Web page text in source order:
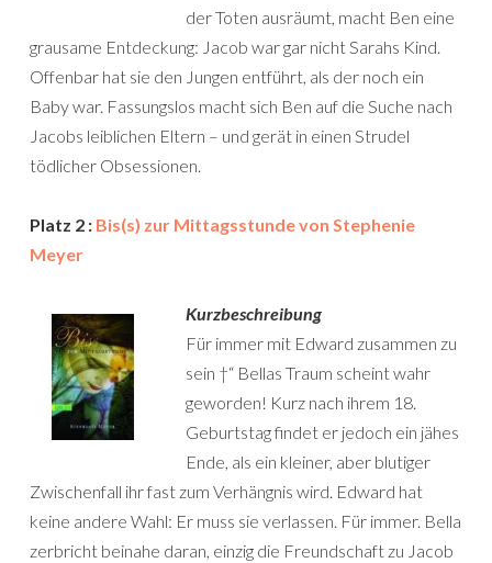
der Toten ausräumt, macht Ben eine
grausame Entdeckung: Jacob war gar nicht Sarahs Kind.
Offenbar hat sie den Jungen entführt, als der noch ein
Baby war. Fassungslos macht sich Ben auf die Suche nach
Jacobs leiblichen Eltern – und gerät in einen Strudel
tödlicher Obsessionen.
Platz 2 : Bis(s) zur Mittagsstunde von Stephenie
Meyer
Kurzbeschreibung
Für immer mit Edward zusammen zu
sein †“ Bellas Traum scheint wahr
geworden! Kurz nach ihrem 18.
Geburtstag findet er jedoch ein jähes
Ende, als ein kleiner, aber blutiger
Zwischenfall ihr fast zum Verhängnis wird. Edward hat
keine andere Wahl: Er muss sie verlassen. Für immer. Bella
zerbricht beinahe daran, einzig die Freundschaft zu Jacob